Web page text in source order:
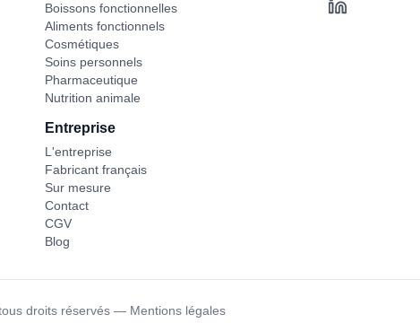
Boissons fonctionnelles
Aliments fonctionnels
Cosmétiques
Soins personnels
Pharmaceutique
Nutrition animale
Entreprise
L'entreprise
Fabricant français
Sur mesure
Contact
CGV
Blog
droits réservés— Mentions légales